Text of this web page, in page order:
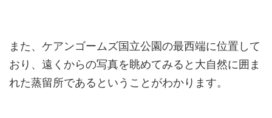
また、ケアンゴームズ国立公園の最西端に位置して
おり、遠くからの写真を眺めてみると大自然に囲ま
れた蒸留所であるということがわかります。